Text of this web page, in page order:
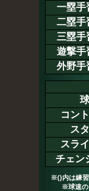
一塁手
二塁手
三塁手
遊撃手
外野手
コン
ス
スラ
チェン
※()内は練習
※球速の